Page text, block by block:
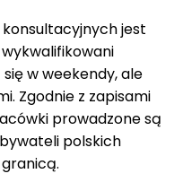
jest
w weekendy, ale
Zgodnie z zapisami
prowadzone są
polskich